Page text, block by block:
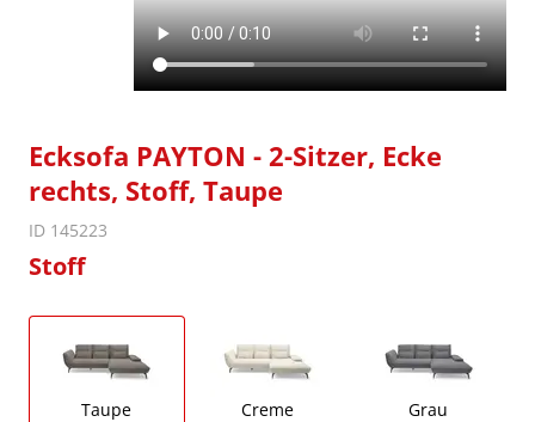
Ecksofa PAYTON - 2-Sitzer, Ecke
rechts, Stoff, Taupe
ID 145223
Stoff
Taupe Creme Grau